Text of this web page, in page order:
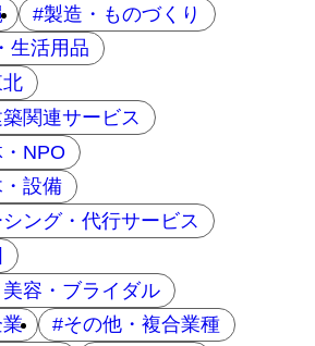
製造・ものづくり
生活用品
関連サービス
NPO
設備
ング・代行サービス
容・ブライダル
その他・複合業種